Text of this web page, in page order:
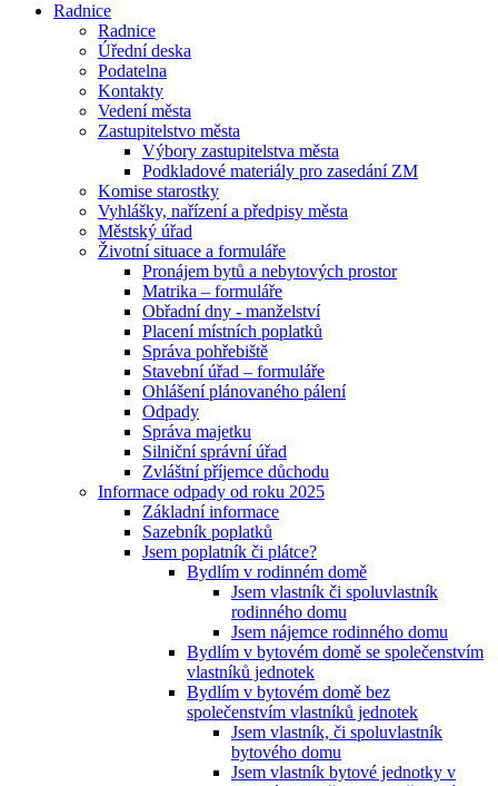
Radnice
Radnice
Úřední deska
Podatelna
Kontakty
Vedení města
Zastupitelstvo města
Výbory zastupitelstva města
Podkladové materiály pro zasedání ZM
Komise starostky
Vyhlášky, nařízení a předpisy města
Městský úřad
Životní situace a formuláře
Pronájem bytů a nebytových prostor
Matrika – formuláře
Obřadní dny - manželství
Placení místních poplatků
Správa pohřebiště
Stavební úřad – formuláře
Ohlášení plánovaného pálení
Odpady
Správa majetku
Silniční správní úřad
Zvláštní příjemce důchodu
Informace odpady od roku 2025
Základní informace
Sazebník poplatků
Jsem poplatník či plátce?
Bydlím v rodinném domě
Jsem vlastník či spoluvlastník
rodinného domu
Jsem nájemce rodinného domu
Bydlím v bytovém domě se společenstvím
vlastníků jednotek
Bydlím v bytovém domě bez
společenstvím vlastníků jednotek
Jsem vlastník, či spoluvlastník
bytového domu
Jsem vlastník bytové jednotky v